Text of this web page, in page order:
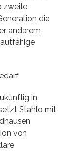
zweite
die
anderem
in
Stahlo mit
von